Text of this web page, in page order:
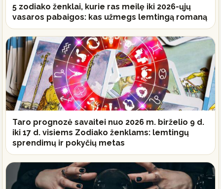
5 zodiako ženklai, kurie ras meilę iki 2026-ųjų
vasaros pabaigos: kas užmegs lemtingą romaną
Taro prognozė savaitei nuo 2026 m. birželio 9 d.
iki 17 d. visiems Zodiako ženklams: lemtingų
sprendimų ir pokyčių metas